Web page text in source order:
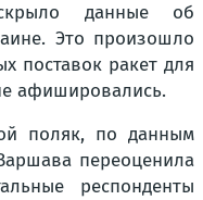
данные об
Это произошло
поставок ракет для
афишировались.
поляк, по данным
переоценила
респонденты